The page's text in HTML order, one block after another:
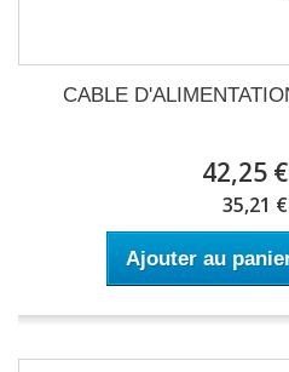
CABLE
42,25
35,21
Ajouter au